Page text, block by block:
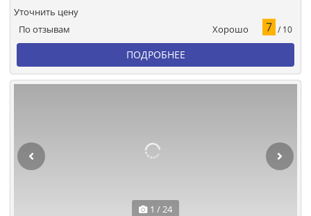
По отзывам Хорошо 7 / 10
Уточнить цену
ПОДРОБНЕЕ
1 / 24